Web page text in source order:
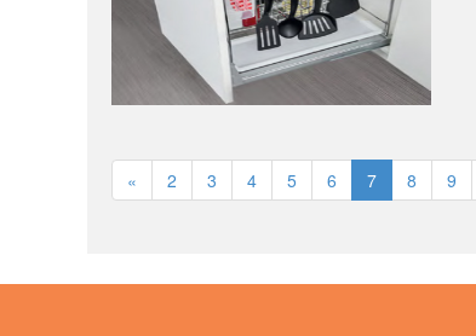
« 2 3 4 5 6 7 8 9